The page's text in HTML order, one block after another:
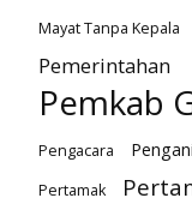
Mayat Tanpa Kepala
Pemerintahan
Pemkab
Pengacara
Pertamak